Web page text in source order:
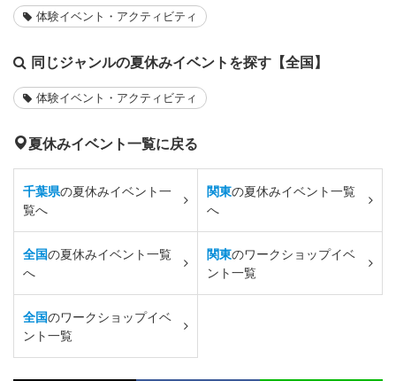
体験イベント・アクティビティ
同じジャンルの夏休みイベントを探す【全国】
体験イベント・アクティビティ
夏休みイベント一覧に戻る
千葉県の夏休みイベント一
覧へ
関東の夏休みイベント一覧
へ
全国の夏休みイベント一覧
へ
関東のワークショップイベ
ント一覧
全国のワークショップイベ
ント一覧